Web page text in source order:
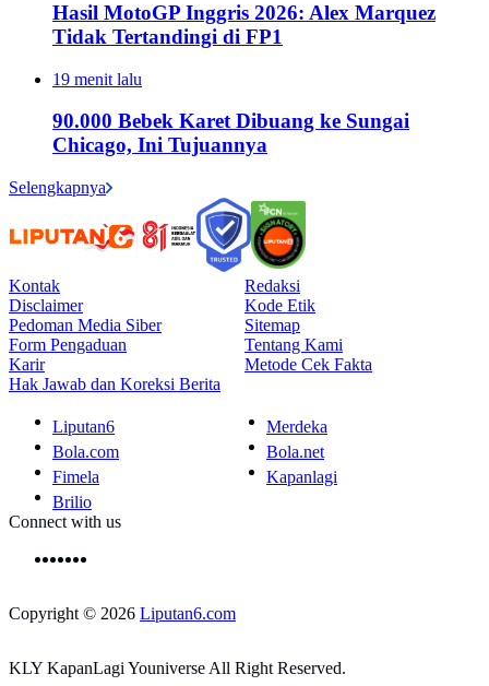
Hasil MotoGP Inggris 2026: Alex Marquez
Tidak Tertandingi di FP1
19 menit lalu
90.000 Bebek Karet Dibuang ke Sungai
Chicago, Ini Tujuannya
Selengkapnya
Kontak
Redaksi
Disclaimer
Kode Etik
Pedoman Media Siber
Sitemap
Form Pengaduan
Tentang Kami
Karir
Metode Cek Fakta
Hak Jawab dan Koreksi Berita
Liputan6
Merdeka
Bola.com
Bola.net
Fimela
Kapanlagi
Brilio
Connect with us
Copyright © 2026 Liputan6.com
KLY KapanLagi Youniverse All Right Reserved.